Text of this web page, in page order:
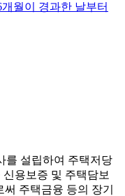
월이 경과한 날부터
를 설립하여 주택저당
용보증 및 주택담보
주택금융 등의 장기